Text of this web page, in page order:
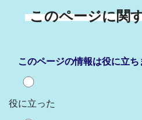
このページに関
このページの情報は役に立ち
役に立った